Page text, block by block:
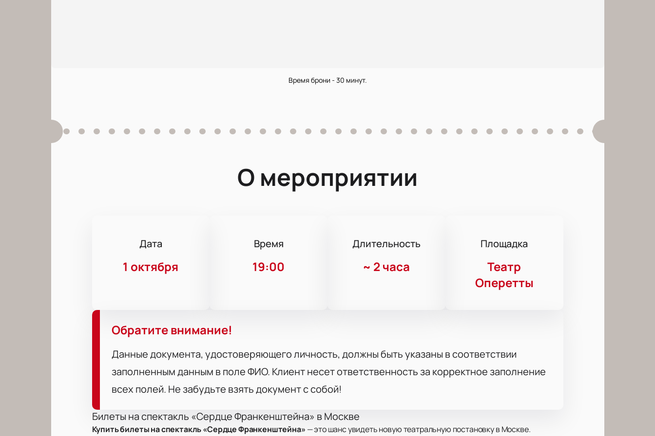
Время брони - 30 минут.
О мероприятии
Дата
1 октября
Время
19:00
Длительность
~ 2 часа
Площадка
Театр
Оперетты
Обратите внимание!
Данные документа, удостоверяющего личность, должны быть указаны в соответствии
заполненным данным в поле ФИО. Клиент несет ответственность за корректное заполнение
всех полей. Не забудьте взять документ с собой!
Билеты на спектакль «Сердце Франкенштейна» в Москве
Купить билеты на спектакль «Сердце Франкенштейна» — это шанс увидеть новую театральную постановку в Москве.